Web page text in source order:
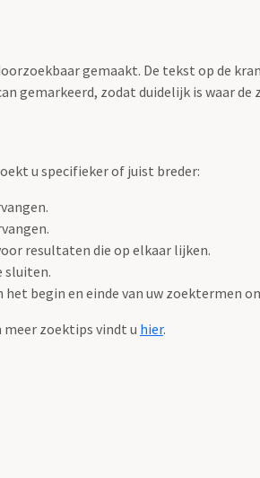
gemaakt. De tekst op de
gemarkeerd, zodat duidelijk is waar
u specifieker of juist breder:
resultaten die op elkaar lijken.
sluiten.
het begin en einde van uw zoektermen
meer zoektips vindt u hier.